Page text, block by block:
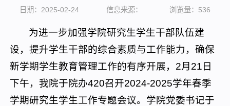
日期：2025-02-24 信息来源： 浏览量： 536
为进一步加强学院研究生学生干部队伍建
设，提升学生干部的综合素质与工作能力，确保
新学期学生教育管理工作的有序开展，2月21日
下午，我院于院办420召开2024-2025学年春季
学期研究生学生工作专题会议。学院党委书记于